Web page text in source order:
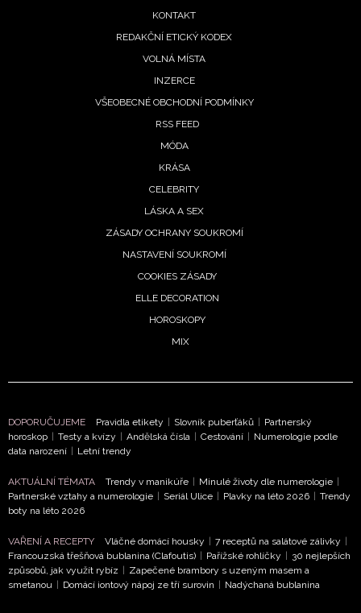
NEWSLETTER
KONTAKT
REDAKČNÍ ETICKÝ KODEX
VOLNÁ MÍSTA
INZERCE
VŠEOBECNÉ OBCHODNÍ PODMÍNKY
RSS FEED
MÓDA
KRÁSA
CELEBRITY
LÁSKA A SEX
ZÁSADY OCHRANY SOUKROMÍ
NASTAVENÍ SOUKROMÍ
COOKIES ZÁSADY
ELLE DECORATION
HOROSKOPY
MIX
DOPORUČUJEME Pravidla etikety | Slovník puberťáků | Partnerský
horoskop | Testy a kvízy | Andělská čísla | Cestování | Numerologie podle
data narození | Letní trendy
AKTUÁLNÍ TÉMATA Trendy v manikúře | Minulé životy dle numerologie |
Partnerské vztahy a numerologie | Seriál Ulice | Plavky na léto 2026 | Trendy
boty na léto 2026
VAŘENÍ A RECEPTY Vláčné domácí housky | 7 receptů na salátové zálivky |
Francouzská třešňová bublanina (Clafoutis) | Pařížské rohlíčky | 30 nejlepších
způsobů, jak využít rybíz | Zapečené brambory s uzeným masem a
smetanou | Domácí iontový nápoj ze tří surovin | Nadýchaná bublanina